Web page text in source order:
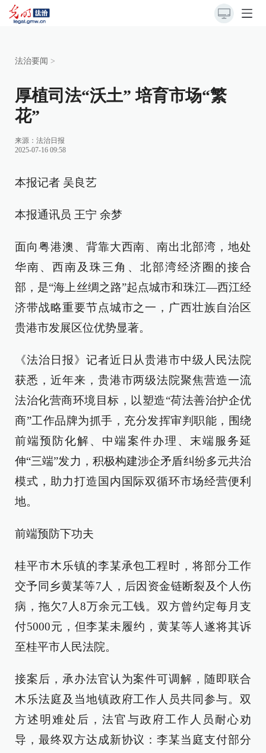
法治要闻 >
厚植司法“沃土” 培育市场“繁
花”
来源： 法治日报
2025-07-16 09:58
本报记者 吴良艺
本报通讯员 王宁 余梦
面向粤港澳、背靠大西南、南出北部湾，地处
华南、西南及珠三角、北部湾经济圈的接合
部，是“海上丝绸之路”起点城市和珠江—西江经
济带战略重要节点城市之一，广西壮族自治区
贵港市发展区位优势显著。
《法治日报》记者近日从贵港市中级人民法院
获悉，近年来，贵港市两级法院聚焦营造一流
法治化营商环境目标，以塑造“荷法善治护企优
商”工作品牌为抓手，充分发挥审判职能，围绕
前端预防化解、中端案件办理、末端服务延
伸“三端”发力，积极构建涉企矛盾纠纷多元共治
模式，助力打造国内国际双循环市场经营便利
地。
前端预防下功夫
桂平市木乐镇的李某承包工程时，将部分工作
交予同乡黄某等7人，后因资金链断裂及个人伤
病，拖欠7人8万余元工钱。双方曾约定每月支
付5000元，但李某未履约，黄某等人遂将其诉
至桂平市人民法院。
接案后，承办法官认为案件可调解，随即联合
木乐法庭及当地镇政府工作人员共同参与。双
方述明难处后，法官与政府工作人员耐心劝
导，最终双方达成新协议：李某当庭支付部分